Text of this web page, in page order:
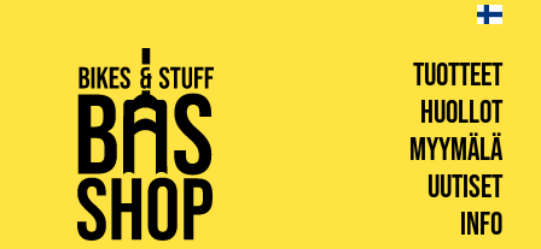
TUOTTEET
HUOLLOT
MYYMÄLÄ
UUTISET
INFO
BIKES & STUFF